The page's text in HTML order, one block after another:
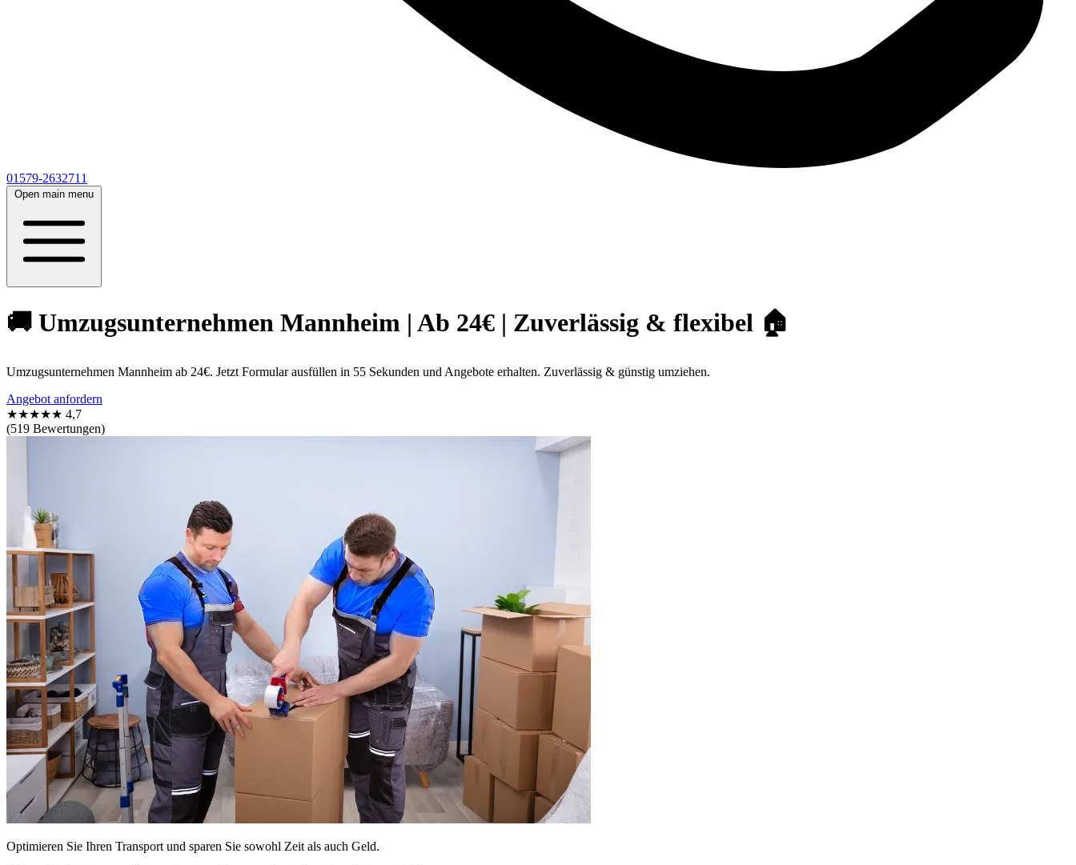
01579-2632711
Open main menu
🚚 Umzugsunternehmen Mannheim | Ab 24€ | Zuverlässig & flexibel 🏠
Umzugsunternehmen Mannheim ab 24€. Jetzt Formular ausfüllen in 55 Sekunden und Angebote erhalten. Zuverlässig & günstig umziehen.
Angebot anfordern
★★★★★ 4,7
(519 Bewertungen)
Optimieren Sie Ihren Transport und sparen Sie sowohl Zeit als auch Geld.